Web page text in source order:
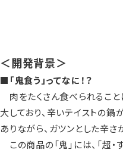
＜開発背景＞
■「鬼食う」ってなに！？
肉をたくさん食べられるこ
大しており、辛いテイストの
ありながら、ガツンとした辛
この商品の「鬼」には、「超